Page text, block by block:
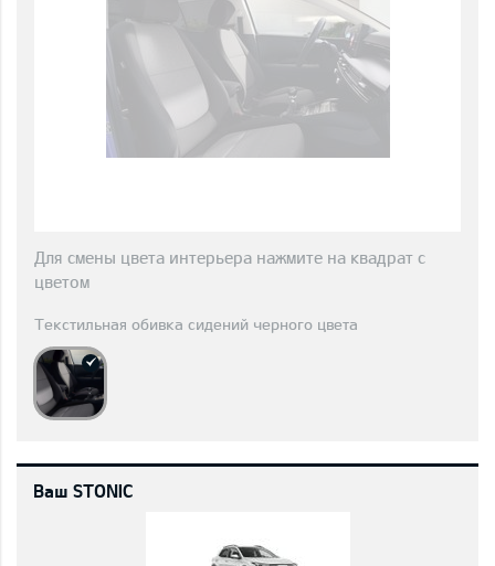
Для смены цвета интерьера нажмите на квадрат с
цветом
Текстильная обивка сидений черного цвета
Ваш STONIC